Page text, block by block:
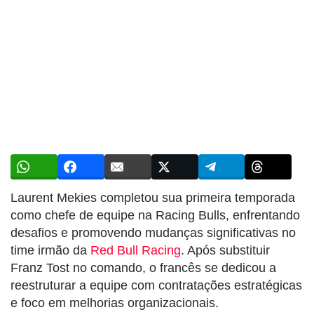
Laurent Mekies completou sua primeira temporada
como chefe de equipe na Racing Bulls, enfrentando
desafios e promovendo mudanças significativas no
time irmão da Red Bull Racing. Após substituir
Franz Tost no comando, o francês se dedicou a
reestruturar a equipe com contratações estratégicas
e foco em melhorias organizacionais.